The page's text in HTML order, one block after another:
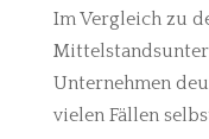
Im Vergleich zu
Unternehmen
vielen Fällen